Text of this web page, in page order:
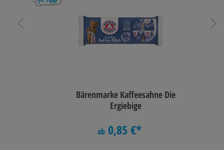
Bärenmarke Kaffeesahne Die
Ergiebige
ab 0,85 €*